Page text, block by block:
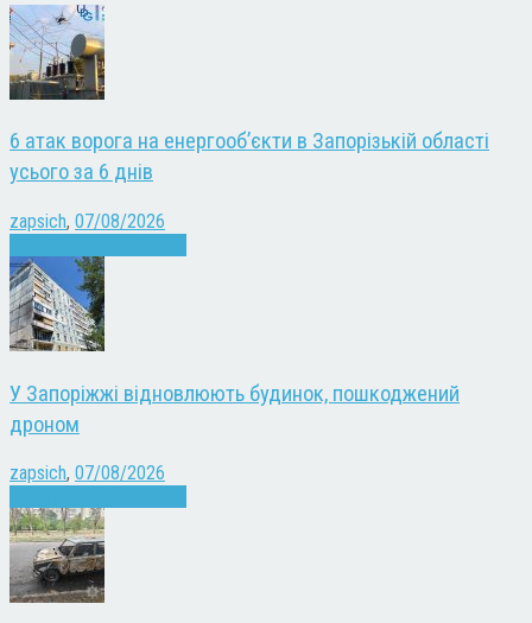
6 атак ворога на енергооб’єкти в Запорізькій області
усього за 6 днів
zapsich, 07/08/2026
У Запоріжжі відновлюють будинок, пошкоджений
дроном
zapsich, 07/08/2026